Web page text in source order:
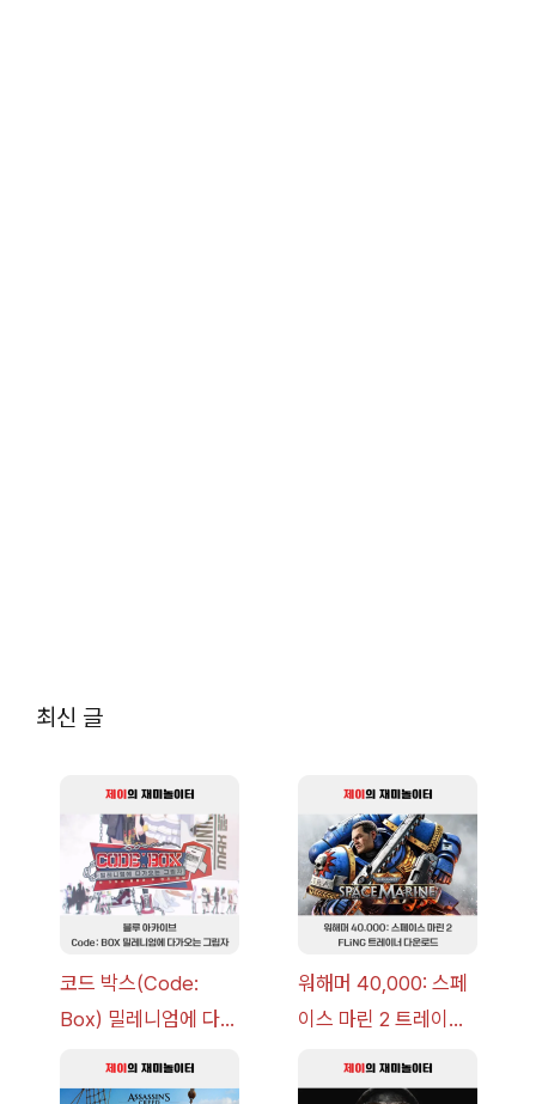
최신 글
코드 박스(Code:
Box) 밀레니엄에 다가
략 [복각] | 블루 아카
워해머 40,000: 스페
이스 마린 2 트레이너
v14.0+] 다운로드